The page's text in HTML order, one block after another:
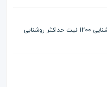
پشتیبانی از استاندارد +HDR10، میزان روشنایی 1200 نیت حداکثر روشنایی